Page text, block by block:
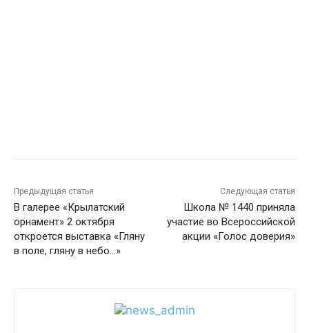
Предыдущая статья
В галерее «Крылатский
орнамент» 2 октября
откроется выставка «Гляну
в поле, гляну в небо…»
Следующая статья
Школа № 1440 приняла
участие во Всероссийской
акции «Голос доверия»